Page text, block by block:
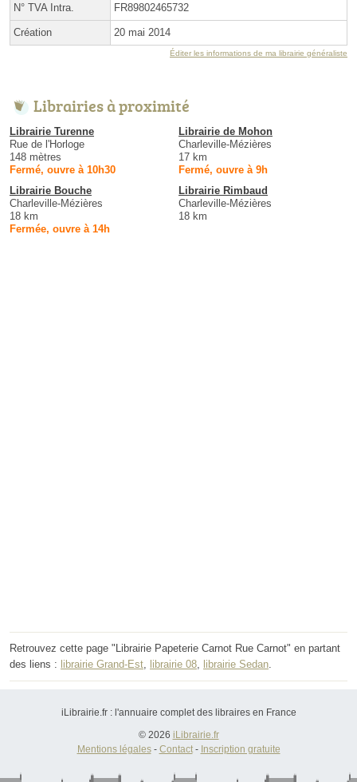
N° TVA Intra. FR89802465732
Création 20 mai 2014
Éditer les informations de ma librairie généraliste
Librairies à proximité
Librairie Turenne
Rue de l'Horloge
148 mètres
Fermé, ouvre à 10h30
Librairie de Mohon
Charleville-Mézières
17 km
Fermé, ouvre à 9h
Librairie Bouche
Charleville-Mézières
18 km
Fermée, ouvre à 14h
Librairie Rimbaud
Charleville-Mézières
18 km
Retrouvez cette page "Librairie Papeterie Carnot Rue Carnot" en partant
des liens : librairie Grand-Est librairie 08 librairie Sedan
iLibrairie.fr : l'annuaire complet des libraires en France
© 2026 iLibrairie.fr
Mentions légales- Contact- Inscription gratuite